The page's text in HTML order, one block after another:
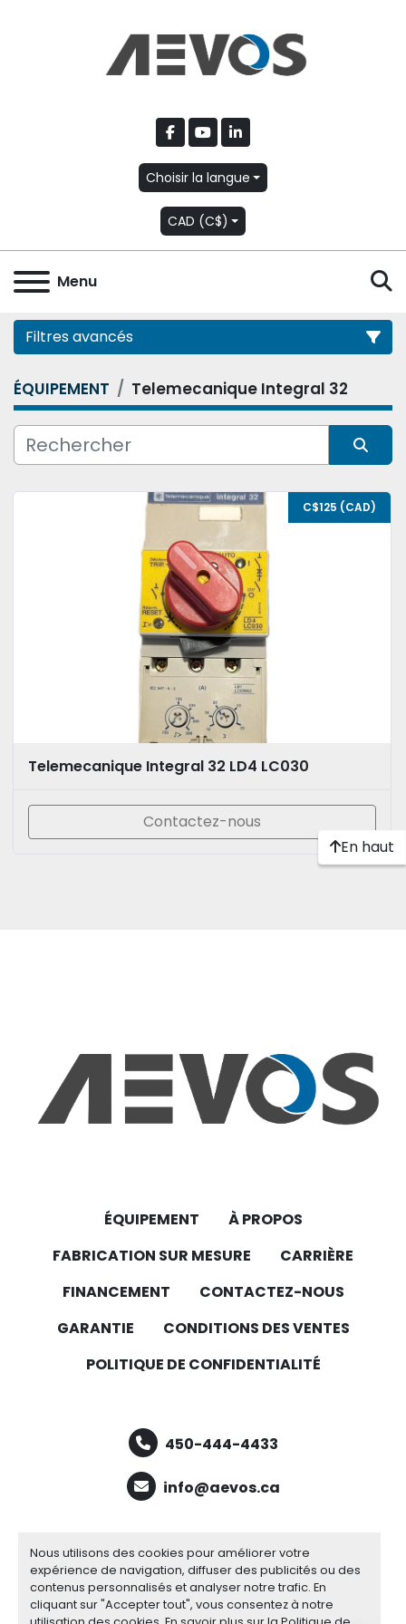
Nous utilisons des cookies pour améliorer votre
expérience de navigation, diffuser des publicités ou des
contenus personnalisés et analyser notre trafic. En
cliquant sur "Accepter tout", vous consentez à notre
facebook
youtubelinkedin
Choisir la langue
CAD (C$)
Menu
Filtres avancés
Catégorie
Condition
ÉQUIPEMENT Telemecanique Integral 32
C$125 (CAD)
Telemecanique Integral 32 LD4 LC030
Contactez-nous
En haut
ÉQUIPEMENT
À PROPOS
FABRICATION SUR MESURE
CARRIÈRE
FINANCEMENT
CONTACTEZ-NOUS
GARANTIE
CONDITIONS DES VENTES
POLITIQUE DE CONFIDENTIALITÉ
450-444-4433
info@aevos.ca
facebook
youtube
linkedin
Gérez les cookies